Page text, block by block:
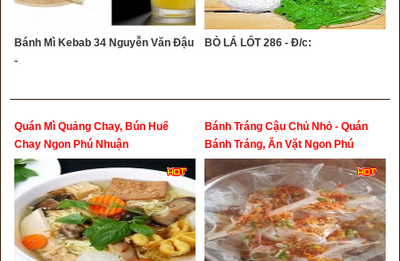
Bánh Mì Kebab 34 Nguyễn Văn Đậu
-
BÒ LÁ LỐT 286 - Đ/c:
Quán Mì Quảng Chay, Bún Huế
Chay Ngon Phú Nhuận
Bánh Tráng Cậu Chủ Nhỏ - Quán
Bánh Tráng, Ăn Vặt Ngon Phú
Nhuận